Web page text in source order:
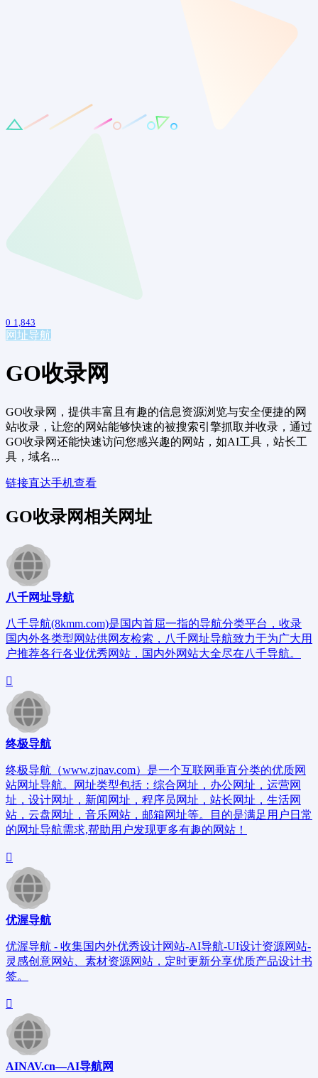
0 1,843
网址导航
GO收录网
GO收录网，提供丰富且有趣的信息资源浏览与安全便捷的网
站收录，让您的网站能够快速的被搜索引擎抓取并收录，通过
GO收录网还能快速访问您感兴趣的网站，如AI工具，站长工
具，域名...
链接直达手机查看
GO收录网相关网址
八千网址导航
八千导航(8kmm.com)是国内首屈一指的导航分类平台，收录
国内外各类型网站供网友检索，八千网址导航致力于为广大用
户推荐各行各业优秀网站，国内外网站大全尽在八千导航。
终极导航
终极导航（www.zjnav.com）是一个互联网垂直分类的优质网
站网址导航。网址类型包括：综合网址，办公网址，运营网
址，设计网址，新闻网址，程序员网址，站长网址，生活网
站，云盘网址，音乐网站，邮箱网址等。目的是满足用户日常
的网址导航需求,帮助用户发现更多有趣的网站！
优渥导航
优渥导航 - 收集国内外优秀设计网站-AI导航-UI设计资源网站-
灵感创意网站、素材资源网站，定时更新分享优质产品设计书
签。
AINAV.cn—AI导航网